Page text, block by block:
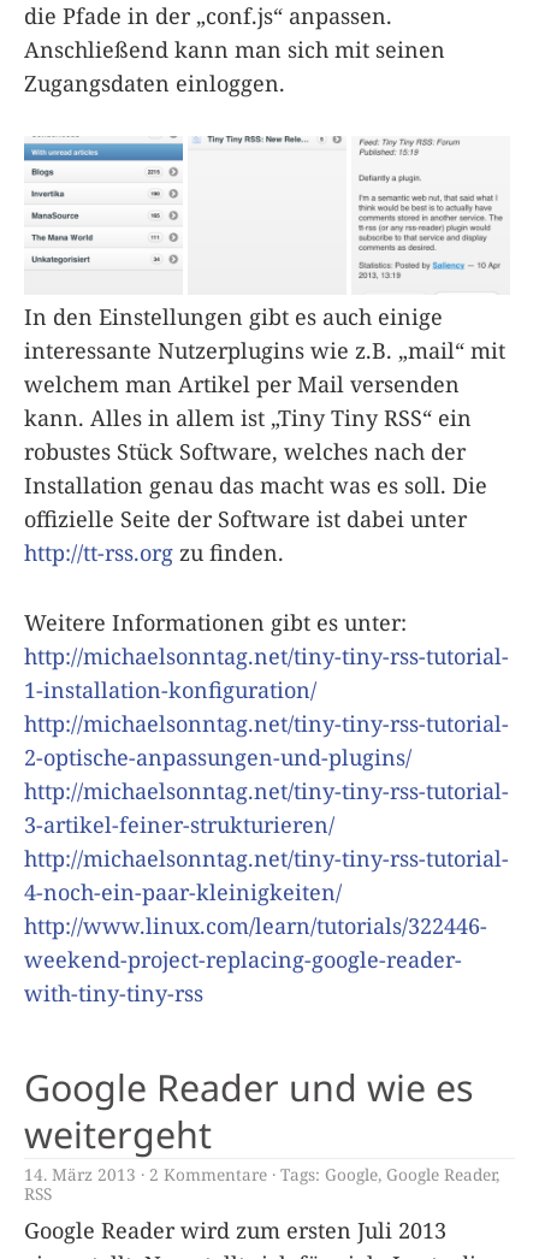
die Pfade in der „conf.js“ anpassen.
Anschließend kann man sich mit seinen
Zugangsdaten einloggen.
In den Einstellungen gibt es auch einige
interessante Nutzerplugins wie z.B. „mail“ mit
welchem man Artikel per Mail versenden
kann. Alles in allem ist „Tiny Tiny RSS“ ein
robustes Stück Software, welches nach der
Installation genau das macht was es soll. Die
offizielle Seite der Software ist dabei unter
http://tt-rss.org zu finden.
Weitere Informationen gibt es unter:
http://michaelsonntag.net/tiny-tiny-rss-tutorial-
1-installation-konfiguration/
http://michaelsonntag.net/tiny-tiny-rss-tutorial-
2-optische-anpassungen-und-plugins/
http://michaelsonntag.net/tiny-tiny-rss-tutorial-
3-artikel-feiner-strukturieren/
http://michaelsonntag.net/tiny-tiny-rss-tutorial-
4-noch-ein-paar-kleinigkeiten/
http://www.linux.com/learn/tutorials/322446-
weekend-project-replacing-google-reader-
with-tiny-tiny-rss
Google Reader und wie es
weitergeht
14. März 2013 2 Kommentare Tags: Google, Google Reader,
RSS
Google Reader wird zum ersten Juli 2013